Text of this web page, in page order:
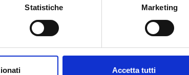
un'approssimazione di qualche metro,
sui cookie.
Statistiche Marketing
Accetta tutti